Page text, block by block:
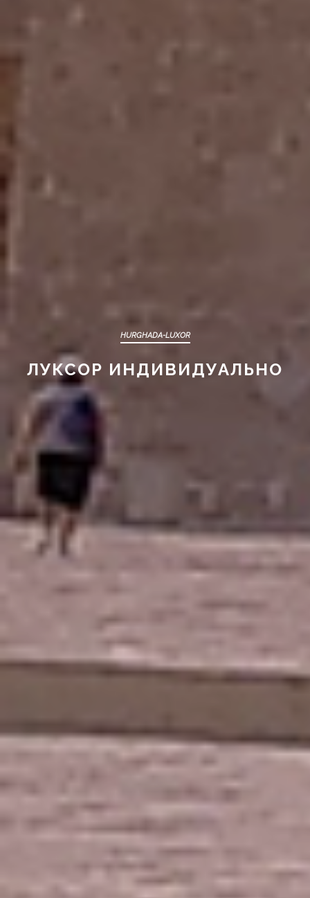
HURGHADA-LUXOR
ЛУКСОР ИНДИВИДУАЛЬНО